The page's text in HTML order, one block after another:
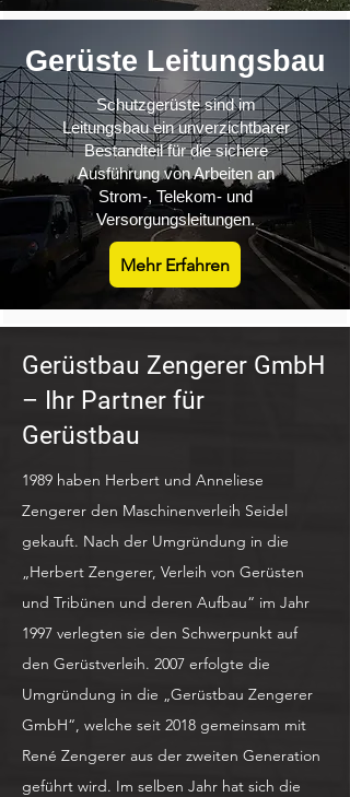
Gerüste Leitungsbau
Schutzgerüste sind im
Leitungsbau ein unverzichtbarer
Bestandteil für die sichere
Ausführung von Arbeiten an
Strom-, Telekom- und
Versorgungsleitungen.
Mehr Erfahren
Gerüstbau Zengerer GmbH
– Ihr Partner für
Gerüstbau
1989 haben Herbert und Anneliese
Zengerer den Maschinenverleih Seidel
gekauft. Nach der Umgründung in die
„Herbert Zengerer, Verleih von Gerüsten
und Tribünen und deren Aufbau“ im Jahr
1997 verlegten sie den Schwerpunkt auf
den Gerüstverleih. 2007 erfolgte die
Umgründung in die „Gerüstbau Zengerer
GmbH“, welche seit 2018 gemeinsam mit
René Zengerer aus der zweiten Generation
geführt wird. Im selben Jahr hat sich die